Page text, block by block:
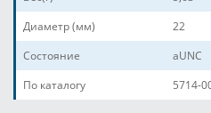
Диаметр (мм)
22
Состояние
aUNC
По каталогу
5714-